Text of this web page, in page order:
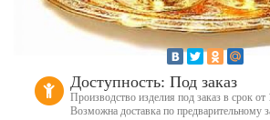
Доступность: Под заказ
Производство изделия под заказ в срок от
Возможна доставка по предварительному